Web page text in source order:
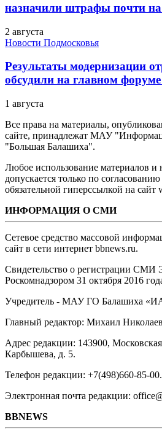
назначили штрафы почти
2 августа
Новости Подмосковья
Результаты модернизации
обсудили на главном
1 августа
Все права на материалы,
сайте, принадлежат МАУ
"Большая Балашиха".
Любое использование материалов и
допускается только по
обязательной гиперссылкой на сайт
ИНФОРМАЦИЯ О СМИ
Сетевое средство массовой
сайт в сети интернет bbnews.ru.
Свидетельство о регистрации
Роскомнадзором 31 октября 2016
Учредитель - МАУ ГО Балашиха
Главный редактор: Михаил
Адрес редакции: 143900,
Карбышева, д. 5.
Телефон редакции: +7(498)660-85-00.
Электронная почта редакции:
BBNEWS